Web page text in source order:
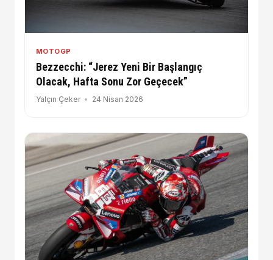
MOTOGP
Bezzecchi: “Jerez Yeni Bir Başlangıç
Olacak, Hafta Sonu Zor Geçecek”
Yalçın Çeker 24 Nisan 2026